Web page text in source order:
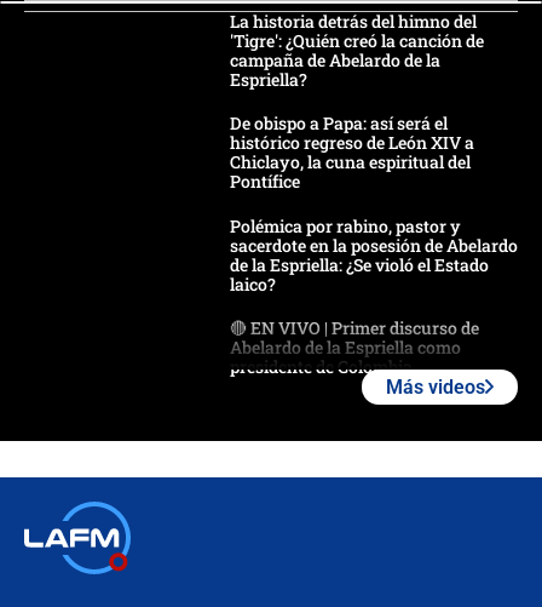
La historia detrás del himno del
'Tigre': ¿Quién creó la canción de
campaña de Abelardo de la
Espriella?
De obispo a Papa: así será el
histórico regreso de León XIV a
Chiclayo, la cuna espiritual del
Pontífice
Polémica por rabino, pastor y
sacerdote en la posesión de Abelardo
de la Espriella: ¿Se violó el Estado
laico?
🔴 EN VIVO | Primer discurso de
Abelardo de la Espriella como
presidente de Colombia
Más videos